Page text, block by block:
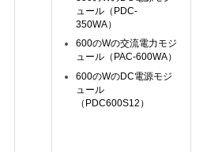
SITEMAP
ュール（PDC-
350WA）
600のWの交流電力モジ
ュール（PAC-600WA）
600のWのDC電源モジ
ュール
（PDC600S12）